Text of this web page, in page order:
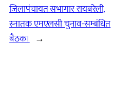
जिलापंचायत सभागार रायबरेली,
स्नातक एमएलसी चुनाव-सम्बंधित
बैठक। →